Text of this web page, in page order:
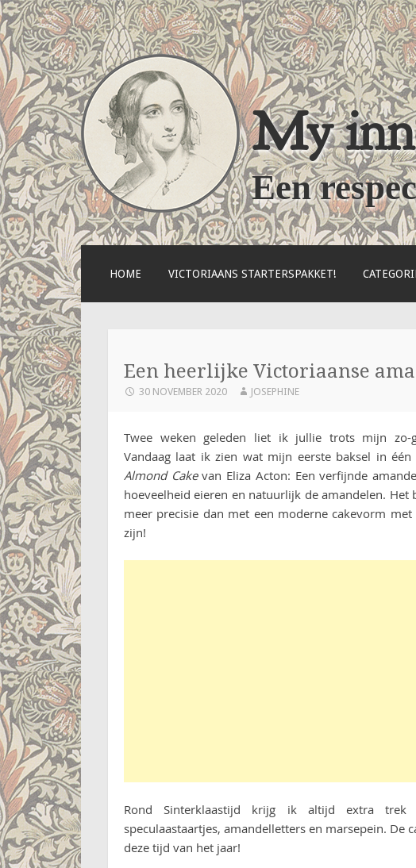
My
Een
INHOUD
HOME VICTORIAANS STARTERSPAKKET!
Een heerlijke Victoriaanse
30 NOVEMBER 2020 JOSEPHINE
Twee weken geleden liet ik jullie trots mijn zo-
Vandaag laat ik zien wat mijn eerste baksel in
Almond Cakevan Eliza Acton: Een verfijnde
hoeveelheid eieren en natuurlijk de amandelen.
meer precisie dan met een moderne cakevorm
zijn!
Rond Sinterklaastijd krijg ik altijd extra
speculaastaartjes, amandelletters en marsepein. De
deze tijd van het jaar!